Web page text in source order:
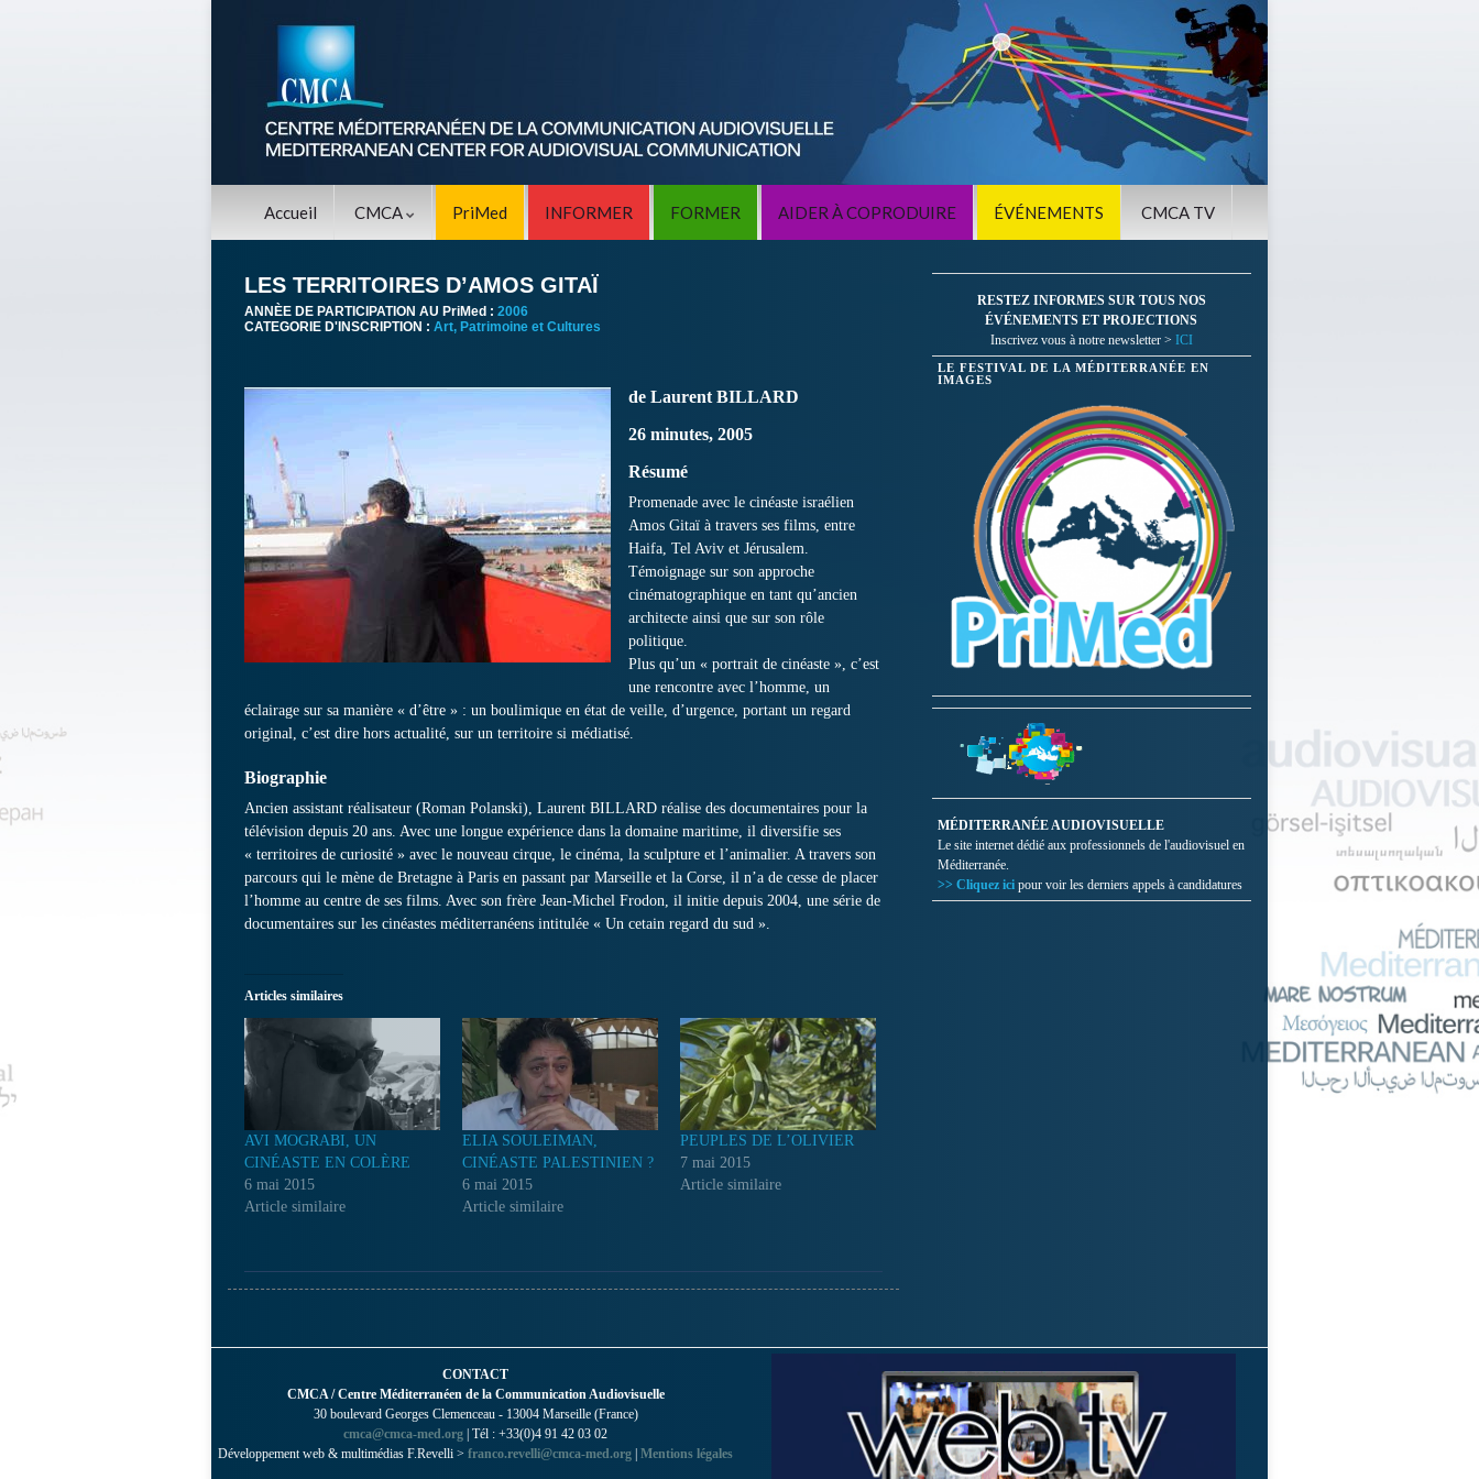
Accueil CMCA PriMed INFORMER FORMER AIDER À COPRODUIRE ÉVÉNEMENTS CMCA TV
LES TERRITOIRES D’AMOS GITAÏ
ANNÈE DE PARTICIPATION AU PriMed : 2006
CATEGORIE D'INSCRIPTION : Art, Patrimoine et Cultures
de Laurent BILLARD
26 minutes, 2005
Résumé
Promenade avec le cinéaste israélien
Amos Gitaï à travers ses films, entre
Haifa, Tel Aviv et Jérusalem.
Témoignage sur son approche
cinématographique en tant qu’ancien
architecte ainsi que sur son rôle
politique.
Plus qu’un « portrait de cinéaste », c’est
une rencontre avec l’homme, un
éclairage sur sa manière « d’être » : un boulimique en état de veille, d’urgence, portant un regard
original, c’est dire hors actualité, sur un territoire si médiatisé.
Biographie
Ancien assistant réalisateur (Roman Polanski), Laurent BILLARD réalise des documentaires pour la
télévision depuis 20 ans. Avec une longue expérience dans la domaine maritime, il diversifie ses
« territoires de curiosité » avec le nouveau cirque, le cinéma, la sculpture et l’animalier. A travers son
parcours qui le mène de Bretagne à Paris en passant par Marseille et la Corse, il n’a de cesse de placer
l’homme au centre de ses films. Avec son frère Jean-Michel Frodon, il initie depuis 2004, une série de
documentaires sur les cinéastes méditerranéens intitulée « Un cetain regard du sud ».
Articles similaires
AVI MOGRABI, UN
CINÉASTE EN COLÈRE
6 mai 2015
Article similaire
ELIA SOULEIMAN,
CINÉASTE PALESTINIEN ?
6 mai 2015
Article similaire
PEUPLES DE L’OLIVIER
7 mai 2015
Article similaire
RESTEZ INFORMES SUR TOUS NOS
ÉVÉNEMENTS ET PROJECTIONS
Inscrivez vous à notre newsletter > ICI
LE FESTIVAL DE LA MÉDITERRANÉE EN
IMAGES
MÉDITERRANÉE AUDIOVISUELLE
Le site internet dédié aux professionnels de l'audiovisuel en
Méditerranée.
>> Cliquez ici pour voir les derniers appels à candidatures
CONTACT
CMCA / Centre Méditerranéen de la Communication Audiovisuelle
30 boulevard Georges Clemenceau - 13004 Marseille (France)
cmca@cmca-med.org | Tél : +33(0)4 91 42 03 02
Développement web & multimédias F.Revelli > franco.revelli@cmca-med.org | Mentions légales